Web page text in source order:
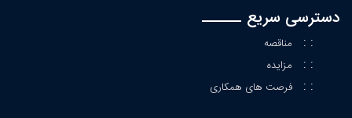
دسترسی سریع
: : مناقصه
: : مزایده
: : فرصت های همکاری